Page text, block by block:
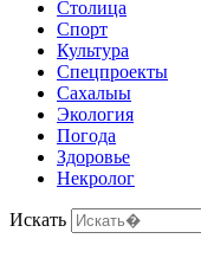
Столица
Спорт
Культура
Спецпроекты
Сахалыы
Экология
Погода
Здоровье
Некролог
Искать